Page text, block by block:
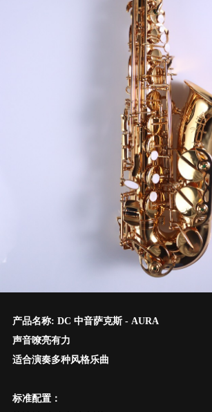
产品名称: DC 中音萨克斯 - AURA
声音嘹亮有力
适合演奏多种风格乐曲
标准配置：